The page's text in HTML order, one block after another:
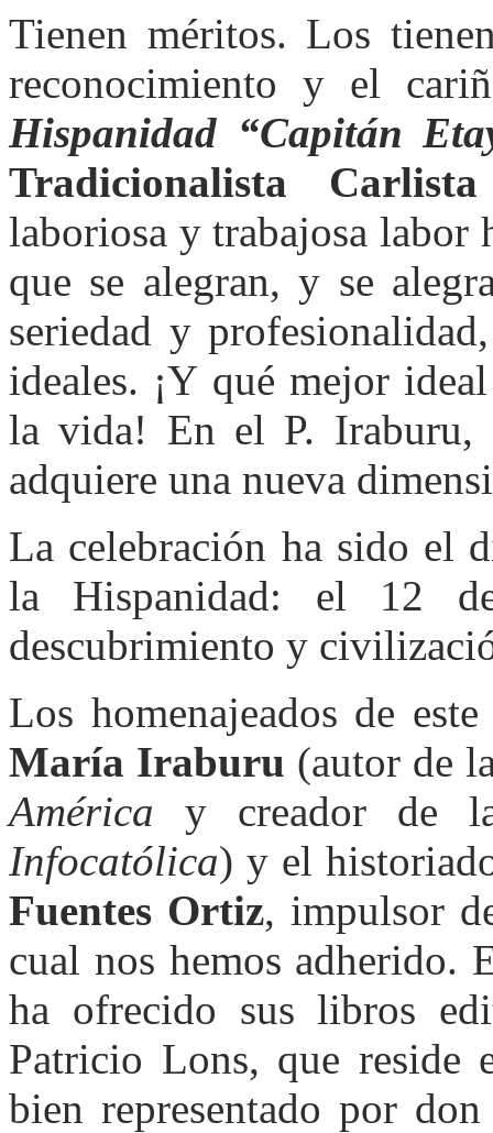
Tienen méritos. Los
reconocimiento y el
Hispanidad “Capitán
Tradicionalista Carlista
laboriosa y trabajosa labor
que se alegran, y se
seriedad y
ideales. ¡Y qué mejor
la vida! En el P. Iraburu,
adquiere una nueva
La celebración ha sido el
la Hispanidad: el 12
descubrimiento y
Los homenajeados de
María Iraburu (autor de
América y creador de
Infocatólica) y el
Fuentes Ortiz, impulsor
cual nos hemos adherido.
ha ofrecido sus libros
Patricio Lons, que reside
bien representado por don